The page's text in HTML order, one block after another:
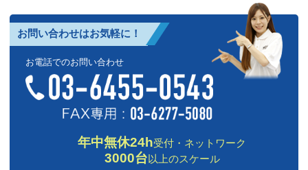
お問い合わせはお気軽に！
お電話でのお問い合わせ
年中無休24h受付・ネットワーク
3000台以上のスケール